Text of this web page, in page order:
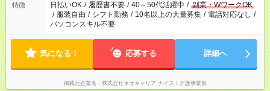
特徴 日払いOK / 履歴書不要 / 40～50代活躍中 / 副業・WワークOK
/ 服装自由 / シフト勤務 / 10名以上の大量募集 / 電話対応なし /
パソコンスキル不要
気になる！ 応募する 詳細へ
掲載元企業名 株式会社ネオキャリア ナイス！介護事業部